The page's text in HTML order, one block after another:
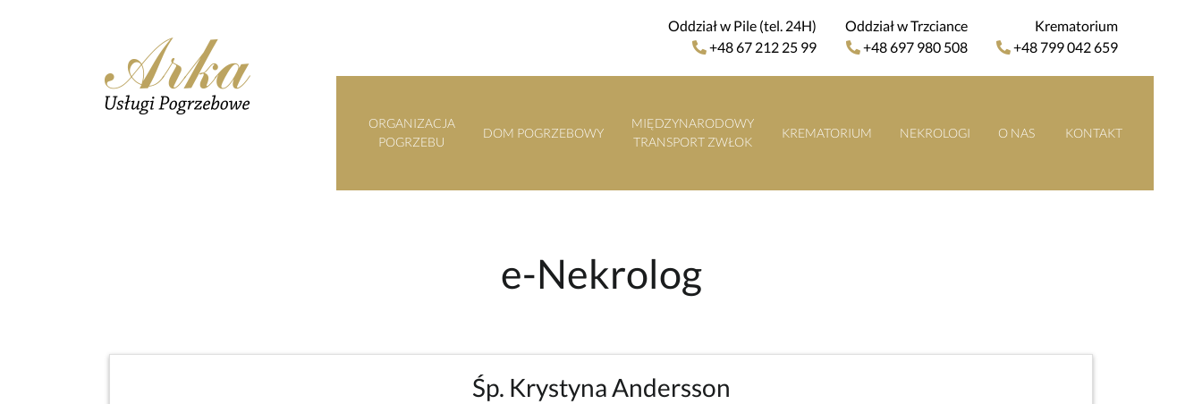
Oddział w Pile (tel. 24H)
+48 67 212 25 99
Oddział w Trzciance
+48 697 980 508
Krematorium
+48 799 042 659
ORGANIZACJA
POGRZEBU
DOM POGRZEBOWY
MIĘDZYNARODOWY
TRANSPORT ZWŁOK
KREMATORIUM NEKROLOGI O NAS KONTAKT
e-Nekrolog
Śp. Krystyna Andersson